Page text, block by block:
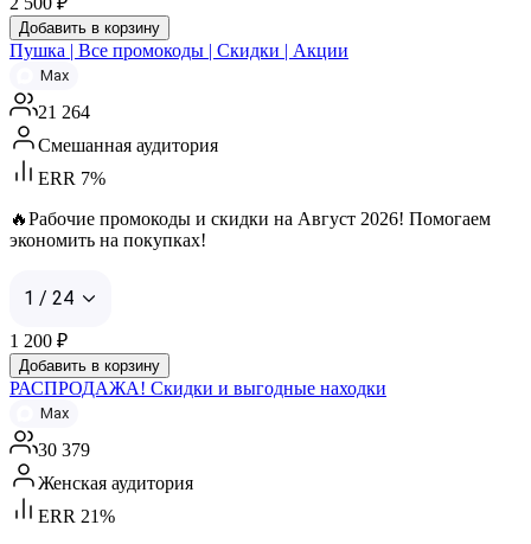
Добавить в корзину
Пушка | Все промокоды | Скидки | Акции
Max
21 264
Смешанная аудитория
ERR 7%
🔥Рабочие промокоды и скидки на Август 2026! Помогаем
экономить на покупках!
1 / 24
1 200 ₽
Добавить в корзину
РАСПРОДАЖА! Скидки и выгодные находки
Max
30 379
Женская аудитория
ERR 21%